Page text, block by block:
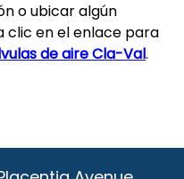
o ubicar algún
clic en el enlace para
de aire Cla-Val.